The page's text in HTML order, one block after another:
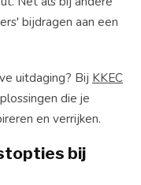
bijdragen aan een
uitdaging? Bij KKEC
die je
en verrijken.
bij